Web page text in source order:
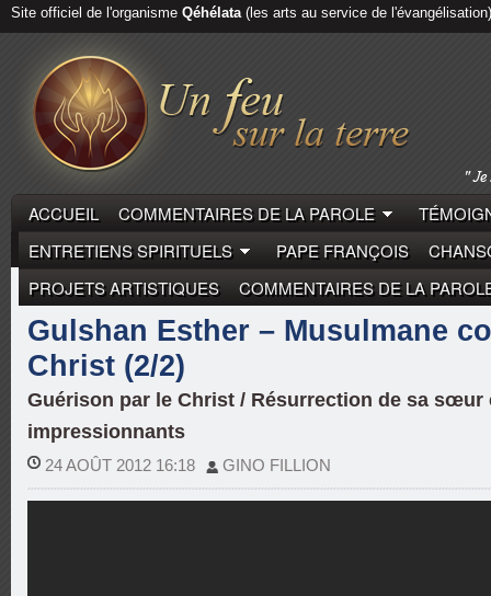
Site officiel de l'organisme Qéhélata(les arts au service de l'évangélisation)
ACCUEIL COMMENTAIRES DE LA PAROLE
ENTRETIENS SPIRITUELS
PAPE FRANÇOIS
PROJETS ARTISTIQUES
COMMENTAIRES DE LA
LAÏCS TÉMOIGNAGES DE VIE
Gulshan Esther – Musulmane
Christ (2/2)
Guérison par le Christ / Résurrection de sa sœur
impressionnants
24 AOÛT 2012 16:18 GINO FILLION